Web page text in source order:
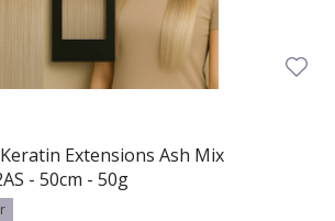
Extensions Ash Mix
- 50cm - 50g